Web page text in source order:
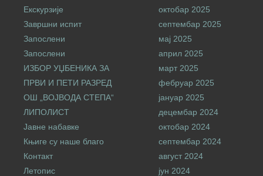
Екскурзије
Завршни испит
Запослени
Запослени
ИЗБОР УЏБЕНИКА ЗА
ПРВИ И ПЕТИ РАЗРЕД
ОШ „ВОЈВОДА СТЕПА“
ЛИПОЛИСТ
Јавне набавке
Књиге су наше благо
Контакт
Летопис
октобар 2025
септембар 2025
мај 2025
април 2025
март 2025
фебруар 2025
јануар 2025
децембар 2024
октобар 2024
септембар 2024
август 2024
јун 2024